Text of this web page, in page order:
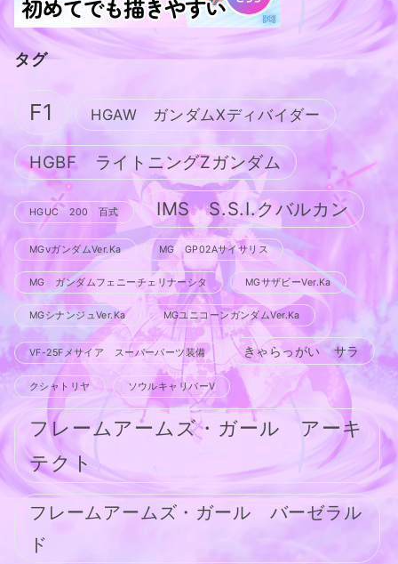
タグ
F1 HGAW ガンダムXディバイダー
HGBF ライトニングZガンダム
HGUC 200 百式 IMS S.S.I.クバルカン
MGνガンダムVer.Ka MG GP02Aサイサリス
MG ガンダムフェニーチェリナーシタ MGサザビーVer.Ka
MGシナンジュVer.Ka MGユニコーンガンダムVer.Ka
VF-25Fメサイア スーパーパーツ装備 きゃらっがい サラ
クシャトリヤ ソウルキャリバーV
フレームアームズ・ガール アーキ
テクト
フレームアームズ・ガール バーゼラル
ド